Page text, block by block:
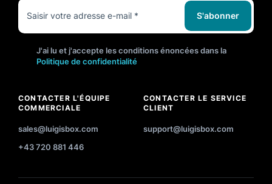
S'abonner
J'ai lu et j'accepte les conditions énoncées dans la
Politique de confidentialité
CONTACTER L'ÉQUIPE
COMMERCIALE
sales@luigisbox.com
+43 720 881 446
CONTACTER LE SERVICE
CLIENT
support@luigisbox.com